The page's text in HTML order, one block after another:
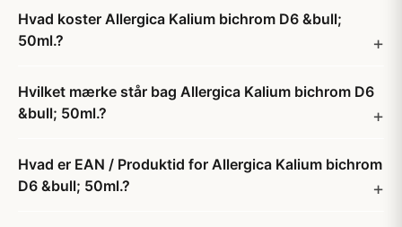
Hvad koster Allergica Kalium bichrom D6 &bull;
50ml.?
Hvilket mærke står bag Allergica Kalium bichrom D6
&bull; 50ml.?
Hvad er EAN / Produktid for Allergica Kalium bichrom
D6 &bull; 50ml.?